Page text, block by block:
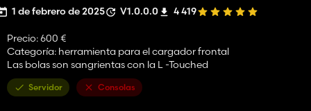
1 de febrero de 2025 V1.0.0.0 4 419
Precio: 600 €
Categoría: herramienta para el cargador frontal
Las bolas son sangrientas con la L -Touched
Servidor Consolas